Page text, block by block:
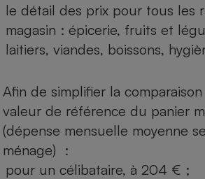
le détail des prix pour tous les
magasin : épicerie, fruits et
laitiers, viandes, boissons,
Afin de simplifier la
valeur de référence du panier
(dépense mensuelle moyenne
ménage) :
pour un célibataire, à 204 € ;